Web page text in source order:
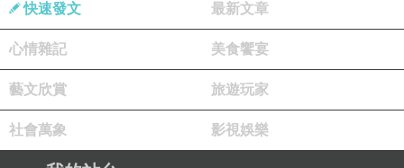
快速發文 最新文章
心情雜記 美食饗宴
藝文欣賞 旅遊玩家
社會萬象 影視娛樂